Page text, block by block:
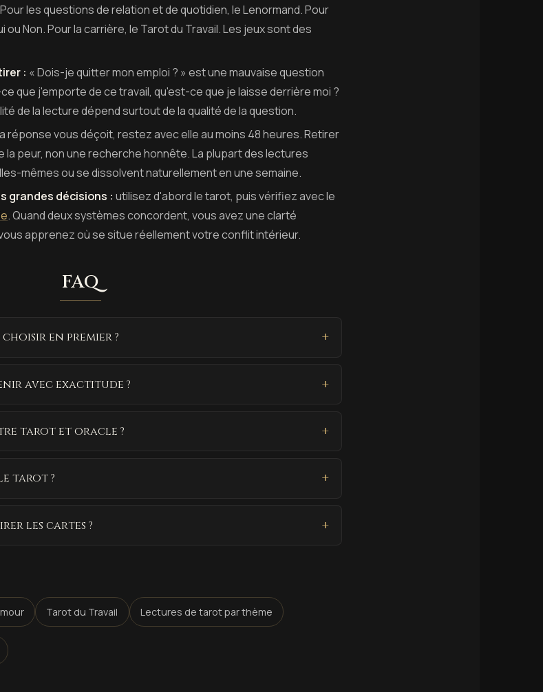
les questions de relation et de quotidien, le Lenormand. Pour
Non. Pour la carrière, le Tarot du Travail. Les jeux sont des
: « Dois-je quitter mon emploi ? » est une mauvaise question
que j'emporte de ce travail, qu'est-ce que je laisse derrière moi ?
de la lecture dépend surtout de la qualité de la question.
réponse vous déçoit, restez avec elle au moins 48 heures. Retirer
la peur, non une recherche honnête. La plupart des lectures
mêmes ou se dissolvent naturellement en une semaine.
grandes décisions : utilisez d'abord le tarot, puis vérifiez avec le
. Quand deux systèmes concordent, vous avez une clarté
apprenez où se situe réellement votre conflit intérieur.
FAQ
en premier ?
avec exactitude ?
tarot et oracle ?
tarot ?
les cartes ?
Tarot du Travail Lectures de tarot par thème